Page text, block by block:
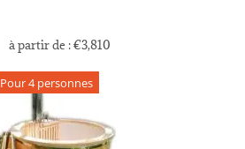
à partir de :€3,810
Pour 4 personnes